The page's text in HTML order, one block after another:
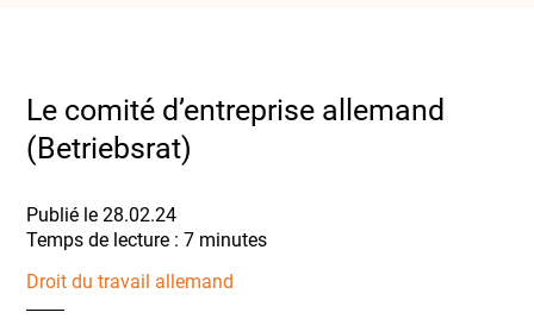
Le comité d’entreprise allemand
(Betriebsrat)
Publié le 28.02.24
Droit du travail allemand